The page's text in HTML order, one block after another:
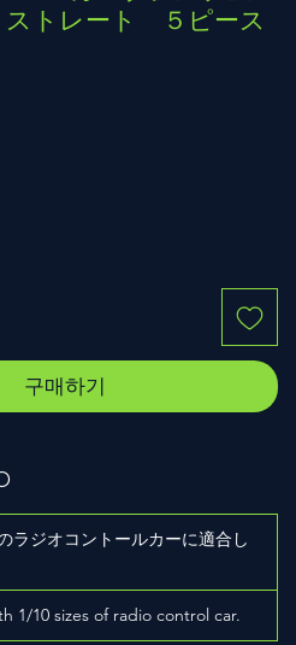
トレート ５ピース
구매하기
ラジオコントールカーに適合し
1/10 sizes of radio control car.